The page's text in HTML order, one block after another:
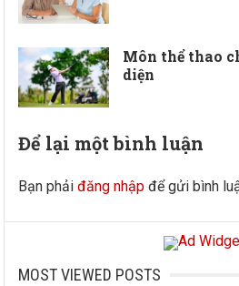
Môn thể thao
diện
Để lại một bình luận
Bạn phảiđăng nhập để gửi bình
MOST VIEWED POSTS